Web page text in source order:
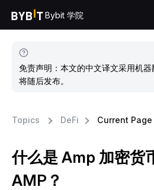
Bybit 学院
免责声明：本文的中文译文采用机
将随后发布。
Topics DeFi Current Page
什么是 Amp 加密货
AMP？